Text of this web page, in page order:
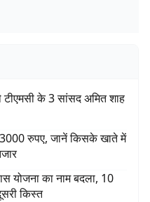
के 3 सांसद अमित शाह
3000 रुपए, जानें किसके खाते में
योजना का नाम बदला, 10
किस्त